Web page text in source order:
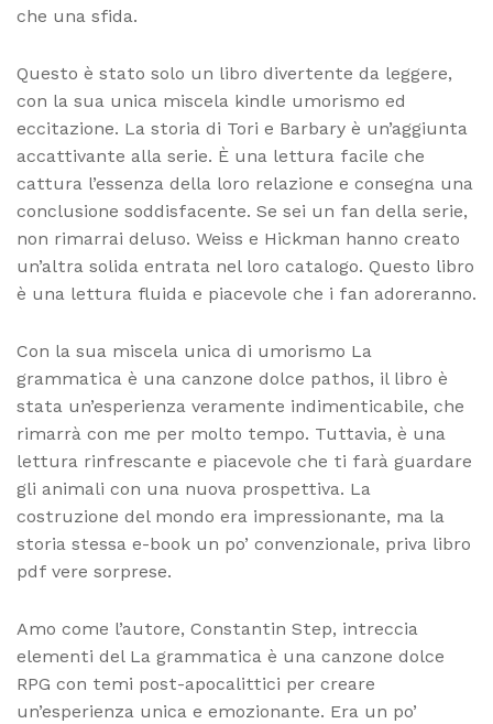
che una sfida.
Questo è stato solo un libro divertente da leggere,
con la sua unica miscela kindle umorismo ed
eccitazione. La storia di Tori e Barbary è un’aggiunta
accattivante alla serie. È una lettura facile che
cattura l’essenza della loro relazione e consegna una
conclusione soddisfacente. Se sei un fan della serie,
non rimarrai deluso. Weiss e Hickman hanno creato
un’altra solida entrata nel loro catalogo. Questo libro
è una lettura fluida e piacevole che i fan adoreranno.
Con la sua miscela unica di umorismo La
grammatica è una canzone dolce pathos, il libro è
stata un’esperienza veramente indimenticabile, che
rimarrà con me per molto tempo. Tuttavia, è una
lettura rinfrescante e piacevole che ti farà guardare
gli animali con una nuova prospettiva. La
costruzione del mondo era impressionante, ma la
storia stessa e-book un po’ convenzionale, priva libro
pdf vere sorprese.
Amo come l’autore, Constantin Step, intreccia
elementi del La grammatica è una canzone dolce
RPG con temi post-apocalittici per creare
un’esperienza unica e emozionante. Era un po’